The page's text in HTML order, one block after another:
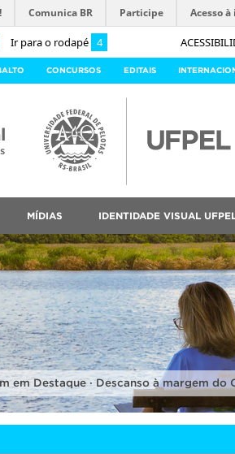
Ir para o rodapé 4
Comunica BR Participe Acesso
CONCURSOS EDITAIS
MÍDIAS IDENTIDADE VISUAL
em Destaque · Descanso à margem do